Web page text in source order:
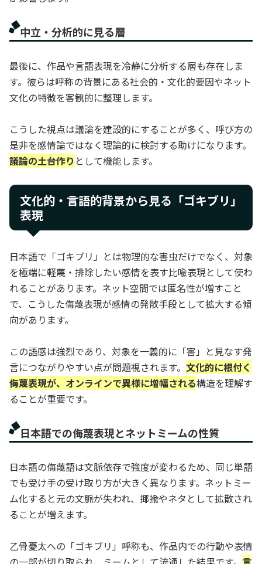
中立・分析的に見る層
最後に、作品や言語表現を冷静に分析する層も存在しま
す。彼らは呼称の背景にある社会的・文化的要因やネット
文化の特徴を客観的に整理します。
こうした視点は議論を建設的にすることが多く、呼び方の
是非を感情論ではなく理論的に検討する助けになります。
議論の土台作り として機能します。
文化的・言語的背景から見る「ゴキブリ」
表現
日本語で「ゴキブリ」とは物理的な害虫だけでなく、対象
を極端に軽蔑・排除したい感情を表す比喩表現として使わ
れることがあります。ネット空間では匿名性が増すこと
で、こうした侮蔑表現が感情の発散手段として拡大する傾
向があります。
この語感は強烈であり、対象を一義的に「害」と見なす発
言につながりやすい点が問題視されます。 文化的に根付く
侮蔑表現が、オンラインで異様に増幅される構造を理解す
ることが重要です。
日本語での侮蔑表現とネットミームの性質
日本語の侮蔑語は文脈依存で強度が変わるため、同じ単語
でも受け手の受け取り方が大きく異なります。ネットミー
ム化すると元の文脈が失われ、揶揄やネタとして拡散され
ることが増えます。
乙骨憂太への「ゴキブリ」呼称も、作品内での行動や表情